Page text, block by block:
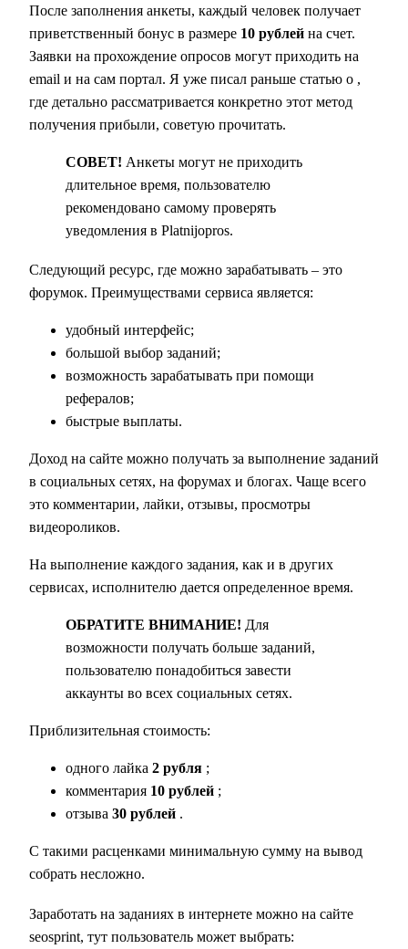
После заполнения анкеты, каждый человек получает
приветственный бонус в размере 10 рублей на счет.
Заявки на прохождение опросов могут приходить на
email и на сам портал. Я уже писал раньше статью о ,
где детально рассматривается конкретно этот метод
получения прибыли, советую прочитать.
СОВЕТ! Анкеты могут не приходить
длительное время, пользователю
рекомендовано самому проверять
уведомления в Platnijopros.
Следующий ресурс, где можно зарабатывать – это
форумок. Преимуществами сервиса является:
удобный интерфейс;
большой выбор заданий;
возможность зарабатывать при помощи
рефералов;
быстрые выплаты.
Доход на сайте можно получать за выполнение заданий
в социальных сетях, на форумах и блогах. Чаще всего
это комментарии, лайки, отзывы, просмотры
видеороликов.
На выполнение каждого задания, как и в других
сервисах, исполнителю дается определенное время.
ОБРАТИТЕ ВНИМАНИЕ! Для
возможности получать больше заданий,
пользователю понадобиться завести
аккаунты во всех социальных сетях.
Приблизительная стоимость:
одного лайка 2 рубля ;
комментария 10 рублей ;
отзыва 30 рублей .
С такими расценками минимальную сумму на вывод
собрать несложно.
Заработать на заданиях в интернете можно на сайте
seosprint, тут пользователь может выбрать: